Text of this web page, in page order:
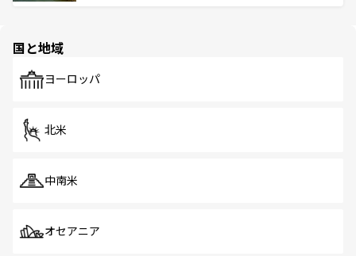
で、ホーカーズは地元の風情を楽しめる外せないスポット
国と地域
ヨーロッパ
北米
中南米
オセアニア